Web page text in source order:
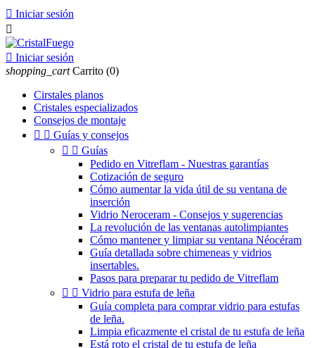
 Iniciar sesión

 Iniciar sesión
shopping_cart Carrito (0)
Cirstales planos
Cristales especializados
Consejos de montaje
  Guías y consejos
  Guías
Pedido en Vitreflam - Nuestras garantías
Cotización de seguro
Cómo aumentar la vida útil de su ventana de
inserción
Vidrio Neroceram - Consejos y sugerencias
La revolución de las ventanas autolimpiantes
Cómo mantener y limpiar su ventana Néocéram
Guía detallada sobre chimeneas y vidrios
insertables.
Pasos para preparar tu pedido de Vitreflam
  Vidrio para estufa de leña
Guía completa para comprar vidrio para estufas
de leña.
Limpia eficazmente el cristal de tu estufa de leña
Está roto el cristal de tu estufa de leña